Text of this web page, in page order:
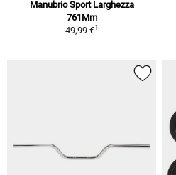
Manubrio Sport Larghezza
761Mm
49,99 €1